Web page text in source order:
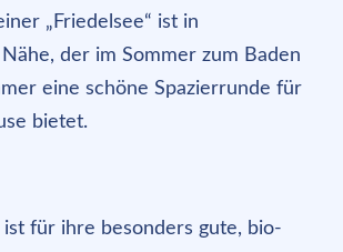
„Friedelsee“ ist in
der im Sommer zum Baden
eine schöne Spazierrunde für
bietet.
für ihre besonders gute, bio-